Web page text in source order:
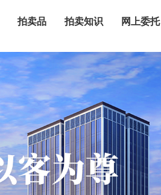
拍卖品 拍卖知识 网上委托